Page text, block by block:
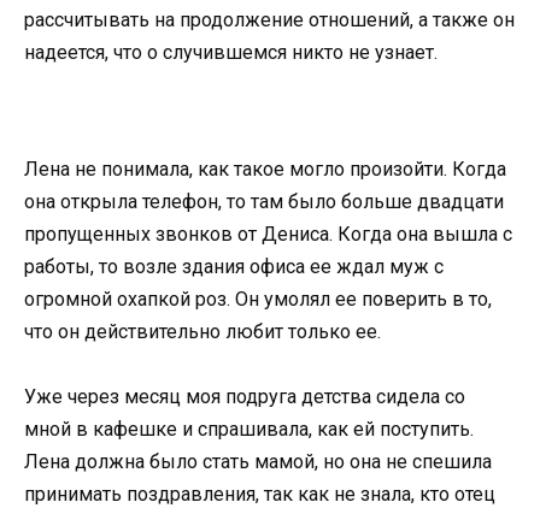
рассчитывать на продолжение отношений, а также он
надеется, что о случившемся никто не узнает.
Лена не понимала, как такое могло произойти. Когда
она открыла телефон, то там было больше двадцати
пропущенных звонков от Дениса. Когда она вышла с
работы, то возле здания офиса ее ждал муж с
огромной охапкой роз. Он умолял ее поверить в то,
что он действительно любит только ее.
Уже через месяц моя подруга детства сидела со
мной в кафешке и спрашивала, как ей поступить.
Лена должна было стать мамой, но она не спешила
принимать поздравления, так как не знала, кто отец